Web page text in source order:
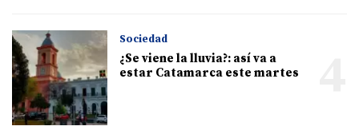
Sociedad
¿Se viene la lluvia?: así va a
estar Catamarca este martes